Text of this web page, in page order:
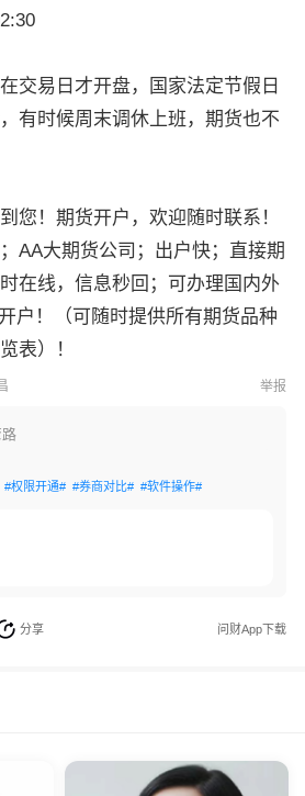
交易日才开盘，国家法定节假日
有时候周末调休上班，期货也不
您！期货开户，欢迎随时联系！
AA大期货公司；出户快；直接期
在线，信息秒回；可办理国内外
户！（可随时提供所有期货品种
表）！
举报
#权限开通# #券商对比# #软件操作#
分享 问财App下载